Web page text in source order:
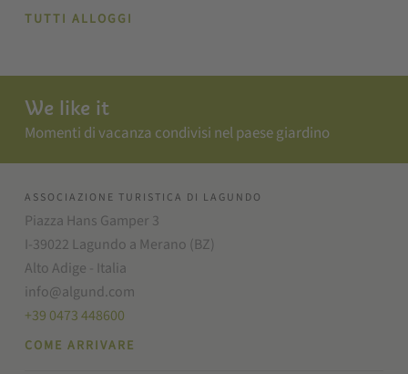
TUTTI ALLOGGI
We like it
Momenti di vacanza condivisi nel paese giardino
ASSOCIAZIONE TURISTICA DI LAGUNDO
Piazza Hans Gamper 3
I-39022 Lagundo a Merano (BZ)
Alto Adige - Italia
info@algund.com
+39 0473 448600
COME ARRIVARE